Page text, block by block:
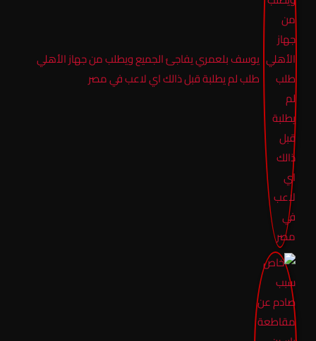
يوسف بلعمري يفاجئ الجميع ويطلب من جهاز الأهلي
طلب لم يطلبة قبل ذالك اي لاعب في مصر